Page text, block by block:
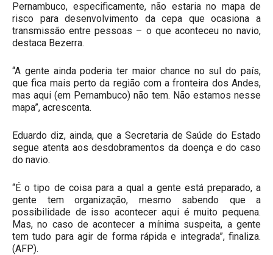
Pernambuco, especificamente, não estaria no mapa de
risco para desenvolvimento da cepa que ocasiona a
transmissão entre pessoas – o que aconteceu no navio,
destaca Bezerra.
“A gente ainda poderia ter maior chance no sul do país,
que fica mais perto da região com a fronteira dos Andes,
mas aqui (em Pernambuco) não tem. Não estamos nesse
mapa”, acrescenta.
Eduardo diz, ainda, que a Secretaria de Saúde do Estado
segue atenta aos desdobramentos da doença e do caso
do navio.
“É o tipo de coisa para a qual a gente está preparado, a
gente tem organização, mesmo sabendo que a
possibilidade de isso acontecer aqui é muito pequena.
Mas, no caso de acontecer a mínima suspeita, a gente
tem tudo para agir de forma rápida e integrada”, finaliza.
(AFP).